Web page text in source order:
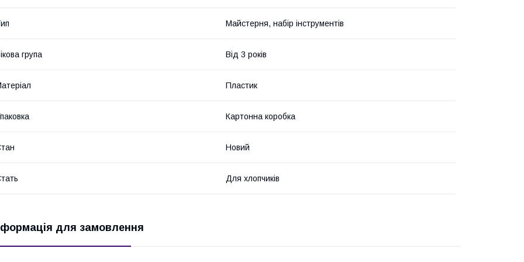
Майстерня, набір інструментів
група Від 3 років
Пластик
Картонна коробка
Новий
Для хлопчиків
для замовлення